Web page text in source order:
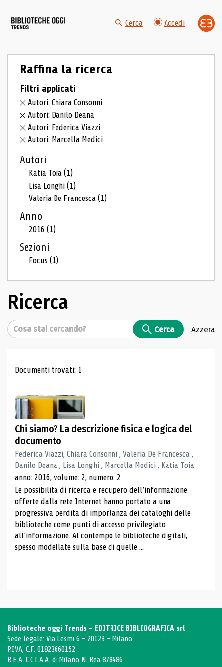
Cerca Accedi
Raffina la ricerca
Filtri applicati
Autori: Chiara Consonni
Autori: Danilo Deana
Autori: Federica Viazzi
Autori: Marcella Medici
Autori
Katia Toia(1)
Lisa Longhi(1)
Valeria De Francesca(1)
Anno
2016(1)
Sezioni
Focus(1)
Ricerca
Cerca Cerca Azzera
Risultati di ricerca
Documenti trovati: 1
Chi siamo? La descrizione fisica e logica del
documento
Federica Viazzi, Chiara Consonni , Valeria De Francesca ,
Danilo Deana , Lisa Longhi , Marcella Medici , Katia Toia
anno: 2016, volume: 2, numero: 2
Le possibilità di ricerca e recupero dell’informazione
offerte dalla rete Internet hanno portato a una
progressiva perdita di importanza dei cataloghi delle
biblioteche come punti di accesso privilegiato
all’informazione. Al contempo le biblioteche digitali,
spesso modellate sulla base di quelle ...
Biblioteche oggi Trends - EDITRICE BIBLIOGRAFICA srl
Sede legale: Via Lesmi 6 - 20123 - Milano
P.IVA, C.F. 01823660152
R.E.A. C.C.I.A.A. di Milano N. Rea 878486